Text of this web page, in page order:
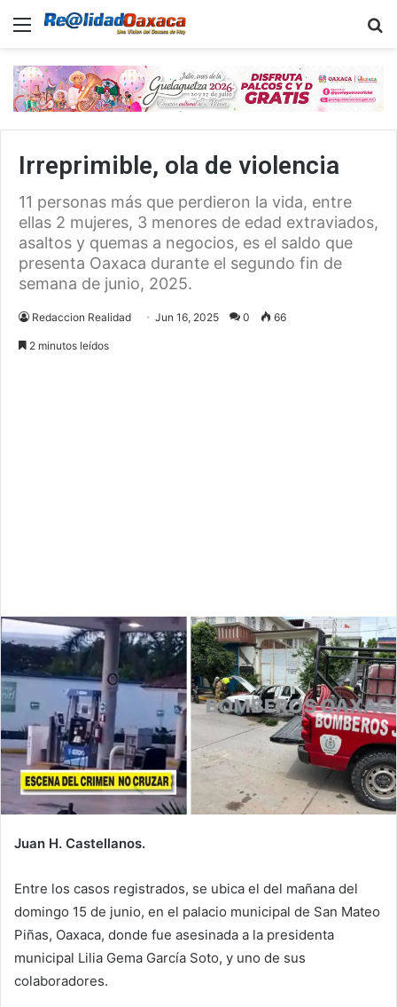
Menu
Irreprimible, ola de violencia
11 personas más que perdieron la vida, entre
ellas 2 mujeres, 3 menores de edad extraviados,
asaltos y quemas a negocios, es el saldo que
presenta Oaxaca durante el segundo fin de
semana de junio, 2025.
Redaccion Realidad Jun 16, 2025 0 66
2 minutos leídos
Juan H. Castellanos.
Entre los casos registrados, se ubica el del mañana del
domingo 15 de junio, en el palacio municipal de San Mateo
Piñas, Oaxaca, donde fue asesinada a la presidenta
municipal Lilia Gema García Soto, y uno de sus
colaboradores.